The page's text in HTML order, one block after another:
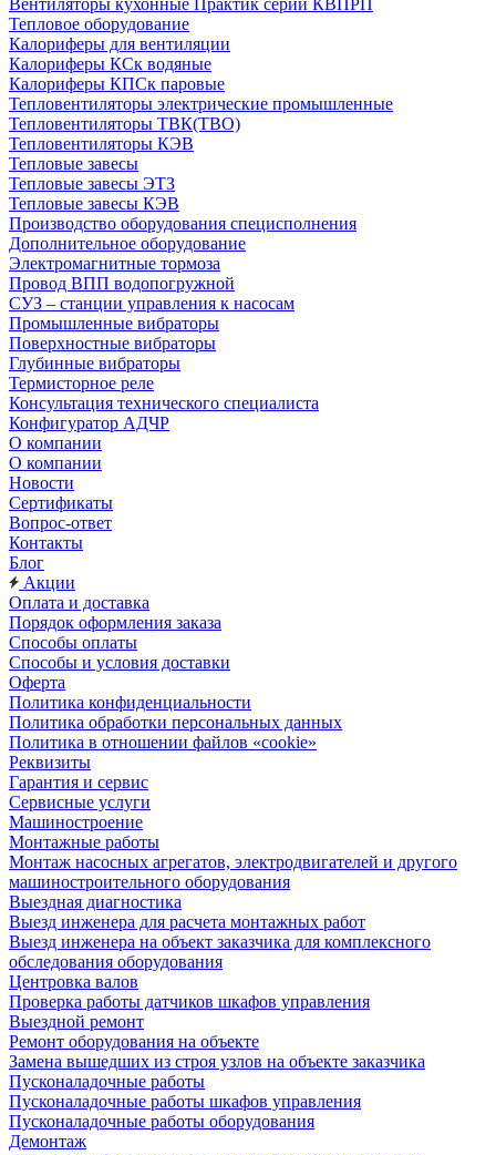
Вентиляторы кухонные Практик серии КВПРП
Тепловое оборудование
Калориферы для вентиляции
Калориферы КСк водяные
Калориферы КПСк паровые
Тепловентиляторы электрические промышленные
Тепловентиляторы ТВК(ТВО)
Тепловентиляторы КЭВ
Тепловые завесы
Тепловые завесы ЭТЗ
Тепловые завесы КЭВ
Производство оборудования специсполнения
Дополнительное оборудование
Электромагнитные тормоза
Провод ВПП водопогружной
СУЗ – станции управления к насосам
Промышленные вибраторы
Поверхностные вибраторы
Глубинные вибраторы
Термисторное реле
Консультация технического специалиста
Конфигуратор АДЧР
О компании
О компании
Новости
Сертификаты
Вопрос-ответ
Контакты
Блог
Акции
Оплата и доставка
Порядок оформления заказа
Способы оплаты
Способы и условия доставки
Оферта
Политика конфиденциальности
Политика обработки персональных данных
Политика в отношении файлов «cookie»
Реквизиты
Гарантия и сервис
Сервисные услуги
Машиностроение
Монтажные работы
Монтаж насосных агрегатов, электродвигателей и другого
машиностроительного оборудования
Выездная диагностика
Выезд инженера для расчета монтажных работ
Выезд инженера на объект заказчика для комплексного
обследования оборудования
Центровка валов
Проверка работы датчиков шкафов управления
Выездной ремонт
Ремонт оборудования на объекте
Замена вышедших из строя узлов на объекте заказчика
Пусконаладочные работы
Пусконаладочные работы шкафов управления
Пусконаладочные работы оборудования
Демонтаж